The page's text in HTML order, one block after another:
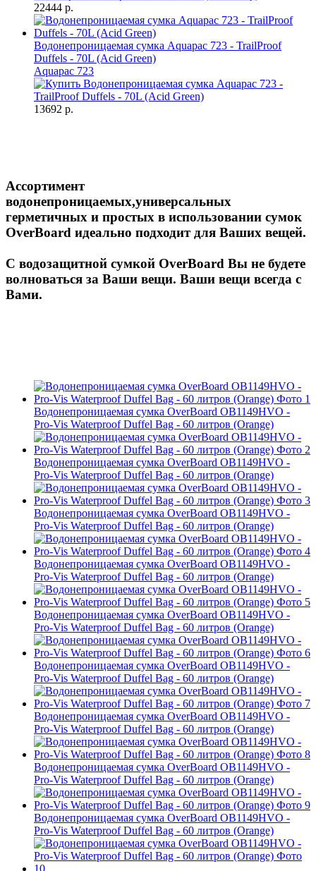
22444 р.
Водонепроницаемая сумка Aquapac 723 - TrailProof
Duffels - 70L (Acid Green)
Aquapac 723
13692 р.
Ассортимент
водонепроницаемых,универсальных
герметичных и простых в использовании сумок
OverBoard идеально подходит для Ваших вещей.
С водозащитной сумкой OverBoard Вы не будете
волноваться за Ваши вещи. Ваши вещи всегда с
Вами.
Водонепроницаемая сумка OverBoard OB1149HVO -
Pro-Vis Waterproof Duffel Bag - 60 литров (Orange)
Водонепроницаемая сумка OverBoard OB1149HVO -
Pro-Vis Waterproof Duffel Bag - 60 литров (Orange)
Водонепроницаемая сумка OverBoard OB1149HVO -
Pro-Vis Waterproof Duffel Bag - 60 литров (Orange)
Водонепроницаемая сумка OverBoard OB1149HVO -
Pro-Vis Waterproof Duffel Bag - 60 литров (Orange)
Водонепроницаемая сумка OverBoard OB1149HVO -
Pro-Vis Waterproof Duffel Bag - 60 литров (Orange)
Водонепроницаемая сумка OverBoard OB1149HVO -
Pro-Vis Waterproof Duffel Bag - 60 литров (Orange)
Водонепроницаемая сумка OverBoard OB1149HVO -
Pro-Vis Waterproof Duffel Bag - 60 литров (Orange)
Водонепроницаемая сумка OverBoard OB1149HVO -
Pro-Vis Waterproof Duffel Bag - 60 литров (Orange)
Водонепроницаемая сумка OverBoard OB1149HVO -
Pro-Vis Waterproof Duffel Bag - 60 литров (Orange)